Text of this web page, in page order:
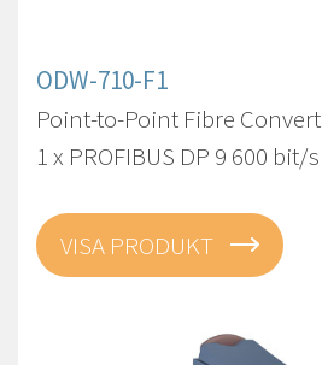
ODW-710-F1
Point-to-Point Fibre
1 x PROFIBUS DP 9 600 bit/
VISA PRODUKT